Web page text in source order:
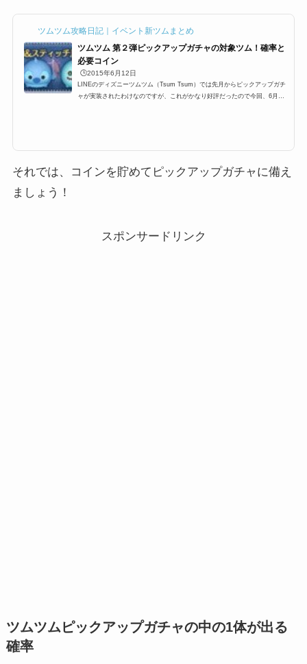
ツムツム攻略日記｜イベント新ツムまとめ
ツムツム 第２弾ピックアップガチャの対象ツム！確率と
必要コイン
🕒️2015年6月12日
LINEのディズニーツムツム（Tsum Tsum）では先月からピックアップガチ
ャが実装されたわけなのですが、これがかなり好評だったので今回、6月に
5月で人気のハチプー、アナ...
それでは、コインを貯めてピックアップガチャに備え
ましょう！
スポンサードリンク
ツムツムピックアップガチャの中の1体が出る
確率